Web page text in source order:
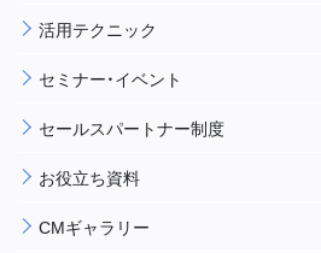
活用テクニック
セミナー・イベント
セールスパートナー制度
お役立ち資料
CMギャラリー